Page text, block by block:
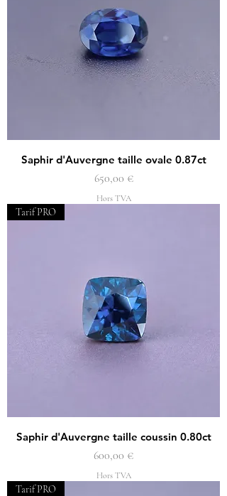
Saphir d'Auvergne taille ovale 0.87ct
Prix
650,00 €
Hors TVA
Tarif PRO
Saphir d'Auvergne taille coussin 0.80ct
Prix
600,00 €
Hors TVA
Tarif PRO